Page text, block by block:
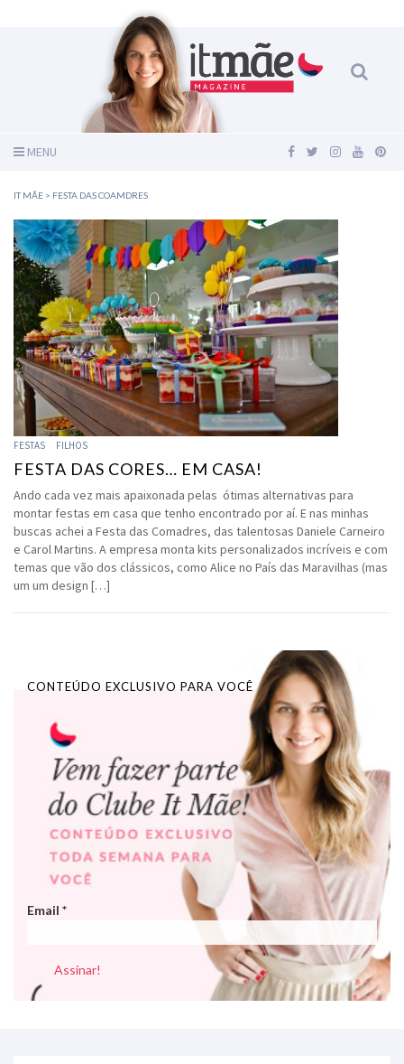
MENU
IT MÃE > FESTA DAS COAMDRES
FESTAS FILHOS
FESTA DAS CORES… EM CASA!
Ando cada vez mais apaixonada pelas ótimas alternativas para
montar festas em casa que tenho encontrado por aí. E nas minhas
buscas achei a Festa das Comadres, das talentosas Daniele Carneiro
e Carol Martins. A empresa monta kits personalizados incríveis e com
temas que vão dos clássicos, como Alice no País das Maravilhas (mas
um um design […]
CONTEÚDO EXCLUSIVO PARA VOCÊ
Email *